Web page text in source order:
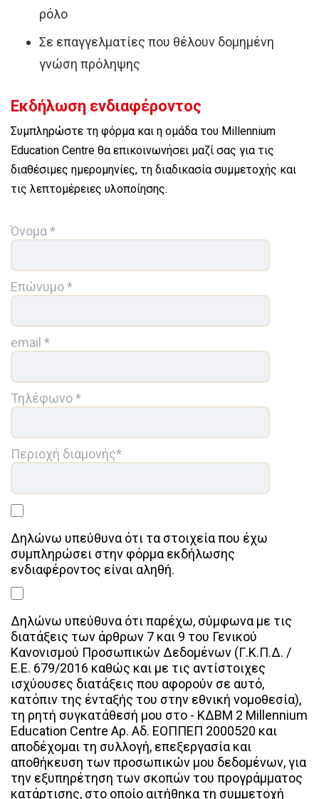
ρόλο
Σε επαγγελματίες που θέλουν δομημένη
γνώση πρόληψης
Εκδήλωση ενδιαφέροντος
Συμπληρώστε τη φόρμα και η ομάδα του Millennium
Education Centre θα επικοινωνήσει μαζί σας για τις
διαθέσιμες ημερομηνίες, τη διαδικασία συμμετοχής και
τις λεπτομέρειες υλοποίησης.
Όνομα *
Επώνυμο *
email *
Τηλέφωνο *
Περιοχή διαμονής*
Δηλώνω υπεύθυνα ότι τα στοιχεία που έχω
συμπληρώσει στην φόρμα εκδήλωσης
ενδιαφέροντος είναι αληθή.
Δηλώνω υπεύθυνα ότι παρέχω, σύμφωνα με τις
διατάξεις των άρθρων 7 και 9 του Γενικού
Κανονισμού Προσωπικών Δεδομένων (Γ.Κ.Π.Δ. /
Ε.Ε. 679/2016 καθώς και με τις αντίστοιχες
ισχύουσες διατάξεις που αφορούν σε αυτό,
κατόπιν της ένταξής του στην εθνική νομοθεσία),
τη ρητή συγκατάθεσή μου στο - ΚΔΒΜ 2 Millennium
Education Centre Αρ. Αδ. ΕΟΠΠΕΠ 2000520 και
αποδέχομαι τη συλλογή, επεξεργασία και
αποθήκευση των προσωπικών μου δεδομένων, για
την εξυπηρέτηση των σκοπών του προγράμματος
κατάρτισης, στο οποίο αιτήθηκα τη συμμετοχή